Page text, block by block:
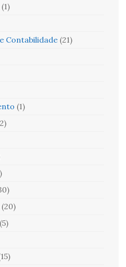
(1)
Contabilidade (21)
(1)
(20)
(5)